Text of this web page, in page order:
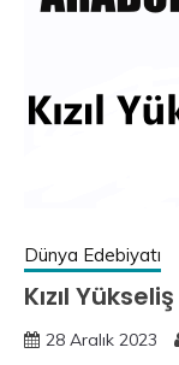
Dünya Edebiyatı
Kızıl
28 Aralık 2023